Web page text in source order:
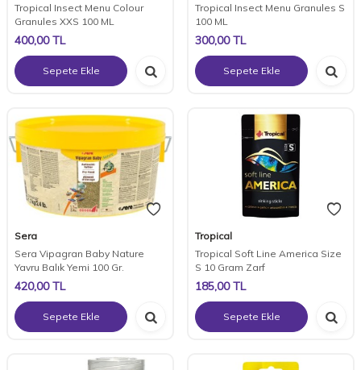
Tropical Insect Menu Colour
Granules XXS 100 ML
400,00TL
Sepete Ekle
Tropical Insect Menu Granules S
100 ML
300,00TL
Sepete Ekle
Sera
Sera Vipagran Baby Nature
Yavru Balık Yemi 100 Gr.
420,00TL
Sepete Ekle
Tropical
Tropical Soft Line America Size
S 10 Gram Zarf
185,00TL
Sepete Ekle